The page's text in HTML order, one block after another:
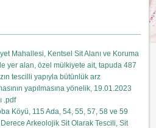
Mahallesi, Kentsel Sit Alanı ve Koruma
yer alan, özel mülkiyete ait, tapuda 487
tescilli yapıyla bütünlük arz
yapılmasına yönelik, 19.01.2023
.pdf
Köyü, 115 Ada, 54, 55, 57, 58 ve 59
Arkeolojik Sit Olarak Tescili, Sit